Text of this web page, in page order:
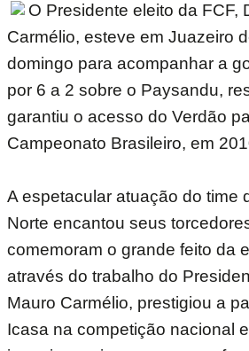
O Presidente eleito da FCF,
Carmélio, esteve em Juazeiro
domingo para acompanhar a
por 6 a 2 sobre o Paysandu,
garantiu o acesso do Verdão
Campeonato Brasileiro, em
A espetacular atuação do time
Norte encantou seus
comemoram o grande feito da
através do trabalho do
Mauro Carmélio, prestigiou a
Icasa na competição nacional